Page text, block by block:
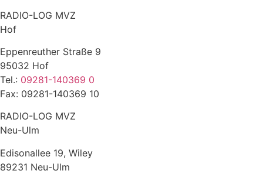
RADIO-LOG MVZ
Hof
Eppenreuther Straße 9
95032 Hof
Tel.: 09281-140369 0
Fax: 09281-140369 10
RADIO-LOG MVZ
Neu-Ulm
Edisonallee 19, Wiley
89231 Neu-Ulm